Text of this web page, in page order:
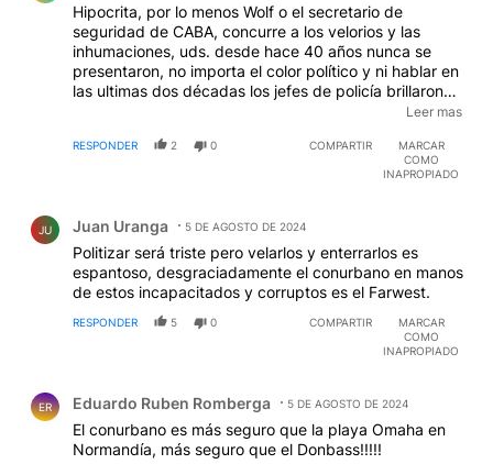
Hipocrita, por lo menos Wolf o el secretario de
seguridad de CABA, concurre a los velorios y las
inhumaciones, uds. desde hace 40 años nunca se
presentaron, no importa el color político y ni hablar en
las ultimas dos décadas los jefes de policía brillaron
por su ausencia, salvo en la inhumación de Grondona,
acompañamiento...,basuras.
Leer mas
RESPONDER 2 0 COMPARTIR
MARCAR
COMO
INAPROPIADO
JU Juan Uranga 5 DE AGOSTO DE 2024
Politizar será triste pero velarlos y enterrarlos es
espantoso, desgraciadamente el conurbano en manos
de estos incapacitados y corruptos es el Farwest.
RESPONDER 5 0 COMPARTIR
MARCAR
COMO
INAPROPIADO
ER Eduardo Ruben Romberga 5 DE AGOSTO DE 2024
El conurbano es más seguro que la playa Omaha en
Normandía, más seguro que el Donbass!!!!!